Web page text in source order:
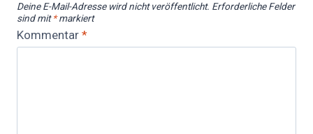
Deine E-Mail-Adresse wird nicht veröffentlicht. Erforderliche Felder
sind mit*markiert
Kommentar *